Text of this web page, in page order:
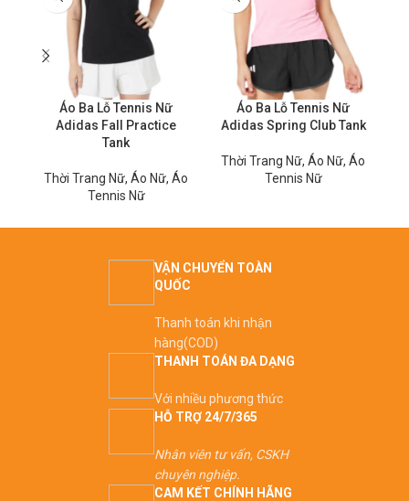
Áo Ba Lỗ Tennis Nữ
Adidas Fall Practice
Tank
Thời Trang Nữ, Áo Nữ, Áo
Tennis Nữ
Áo Ba Lỗ Tennis Nữ
Adidas Spring Club Tank
Thời Trang Nữ, Áo Nữ, Áo
Tennis Nữ
VẬN CHUYỂN TOÀN
QUỐC
Thanh toán khi nhận
hàng(COD)
THANH TOÁN ĐA DẠNG
Với nhiều phương thức
HỖ TRỢ 24/7/365
Nhân viên tư vấn, CSKH
chuyên nghiệp.
CAM KẾT CHÍNH HÃNG